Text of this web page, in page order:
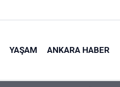
YAŞAM ANKARA HABER